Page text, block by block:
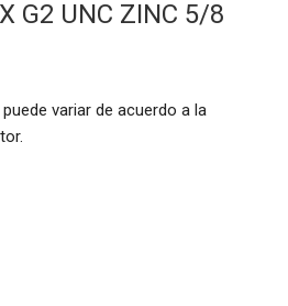
G2 UNC ZINC 5/8
variar de acuerdo a la